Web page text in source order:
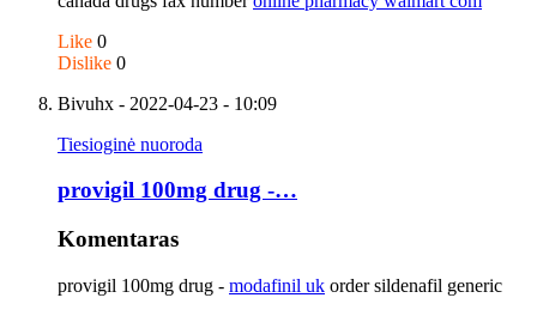
Like 0
Dislike 0
Bivuhx - 2022-04-23 - 10:09
Tiesioginė nuoroda
provigil 100mg drug -…
Komentaras
provigil 100mg drug - modafinil uk order sildenafil generic